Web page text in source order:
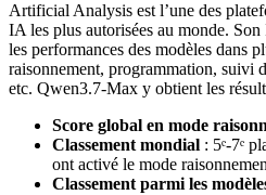
Artificial Analysis est l’une des
IA les plus autorisées au monde.
les performances des modèles dans
raisonnement, programmation, suivi
etc. Qwen3.7-Max y obtient les
Score global en mode
Classement mondial : 5ᵉ-7ᵉ
ont activé le mode
Classement parmi les